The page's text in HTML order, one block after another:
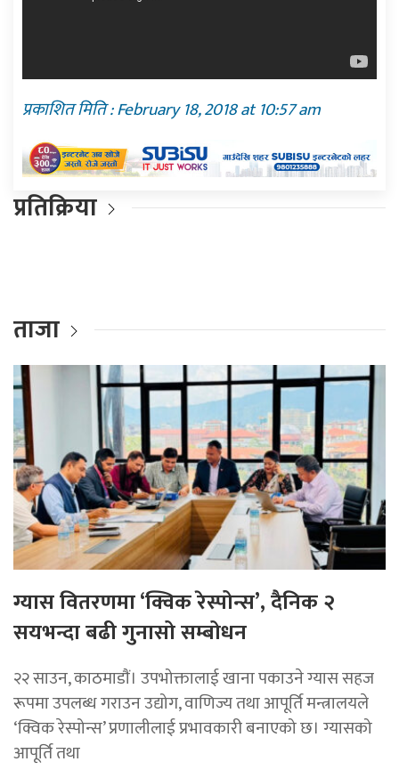
प्रकाशित मिति : February 18, 2018 at 10:57 am
प्रतिक्रिया
ताजा
ग्यास वितरणमा ‘क्विक रेस्पोन्स’, दैनिक २
सयभन्दा बढी गुनासो सम्बोधन
२२ साउन, काठमाडाैं। उपभोक्तालाई खाना पकाउने ग्यास सहज
रूपमा उपलब्ध गराउन उद्योग, वाणिज्य तथा आपूर्ति मन्त्रालयले
‘क्विक रेस्पोन्स’ प्रणालीलाई प्रभावकारी बनाएको छ। ग्यासको
आपूर्ति तथा